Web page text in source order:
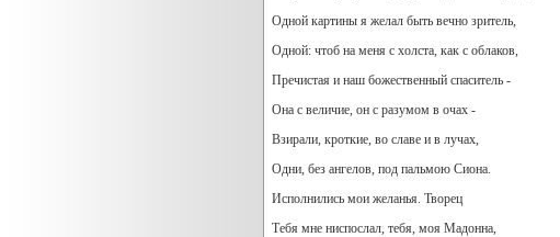
Одной картины я желал быть вечно зритель,
Одной: чтоб на меня с холста, как с облаков,
Пречистая и наш божественный спаситель -
Она с величие, он с разумом в очах -
Взирали, кроткие, во славе и в лучах,
Одни, без ангелов, под пальмою Сиона.
Исполнились мои желанья. Творец
Тебя мне ниспослал, тебя, моя Мадонна,